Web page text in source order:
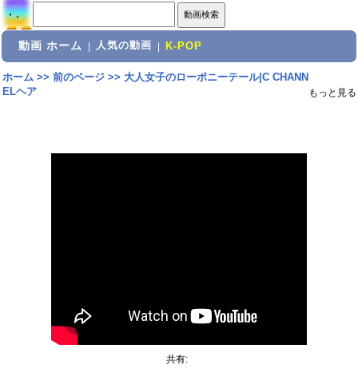
動画 ホーム 人気の動画 K-POP
ホーム>> 前のページ>> 大人女子のローポニーテール|C CHANN
ELヘア
もっと見る
共有: